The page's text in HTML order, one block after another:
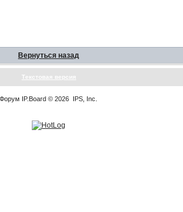
Вернуться назад
Текстовая версия
Форум IP.Board © 2026 IPS, Inc